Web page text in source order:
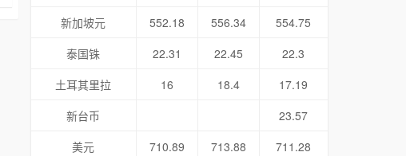
新加坡元
552.18 556.34
554.75
泰国铢
22.31 22.45
22.3
土耳其里拉
16 18.4
17.19
新台币
23.57
美元
710.89 713.88
711.28